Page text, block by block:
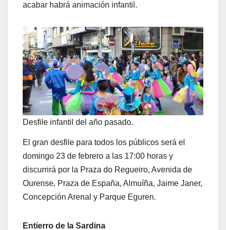
acabar habrá animación infantil.
Desfile infantil del año pasado.
El gran desfile para todos los públicos será el
domingo 23 de febrero a las 17:00 horas y
discurrirá por la Praza do Regueiro, Avenida de
Ourense, Praza de España, Almuíña, Jaime Janer,
Concepción Arenal y Parque Eguren.
Entierro de la Sardina